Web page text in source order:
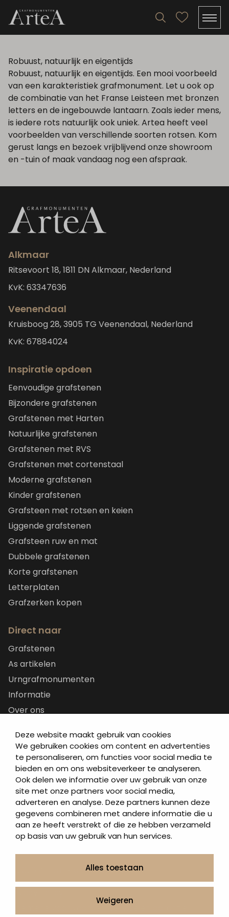
Deze website maakt gebruik van cookies
We gebruiken cookies om content en advertenties
te personaliseren, om functies voor social media te
bieden en om ons websiteverkeer te analyseren.
Ook delen we informatie over uw gebruik van onze
site met onze partners voor social media,
adverteren en analyse. Deze partners kunnen deze
gegevens combineren met andere informatie die u
aan ze heeft verstrekt of die ze hebben verzameld
op basis van uw gebruik van hun services.
Alles toestaan
Weigeren
Robuust, natuurlijk en eigentijds
Robuust, natuurlijk en eigentijds. Een mooi voorbeeld
van een karakteristiek grafmonument. Let u ook op
de combinatie van het Franse Leisteen met bronzen
letters en de ingebouwde lantaarn. Zoals ieder mens,
is iedere rots natuurlijk ook uniek. Artea heeft veel
voorbeelden van verschillende soorten rotsen. Kom
gerust langs en bezoek vrijblijvend onze showroom
en -tuin of maak vandaag nog een afspraak.
Alkmaar
Ritsevoort 18, 1811 DN Alkmaar, Nederland
KvK: 63347636
Veenendaal
Kruisboog 28, 3905 TG Veenendaal, Nederland
KvK: 67884024
Inspiratie opdoen
Eenvoudige grafstenen
Bijzondere grafstenen
Grafstenen met Harten
Natuurlijke grafstenen
Grafstenen met RVS
Grafstenen met cortenstaal
Moderne grafstenen
Kinder grafstenen
Grafsteen met rotsen en keien
Liggende grafstenen
Grafsteen ruw en mat
Dubbele grafstenen
Korte grafstenen
Letterplaten
Grafzerken kopen
Direct naar
Grafstenen
As artikelen
Urngrafmonumenten
Informatie
Over ons
Artea in de buurt
Onze werkwijze
Urnen en as sieraden webshop
Volg ons op:
© 2026 Artea Grafmonumenten
Algemene voorwaarden, service en garantie